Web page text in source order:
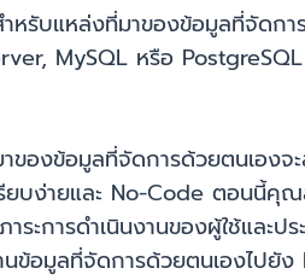
หรับแหล่งที่มาของข้อมูลที่จัดก
MySQL หรือ
ของข้อมูลที่จัดการด้วยตนเอง
ยบง่ายและ No-Code ตอนนี้คุ
ะการดำเนินงานของผู้ใช้และ
นข้อมูลที่จัดการด้วยตนเองไปยั